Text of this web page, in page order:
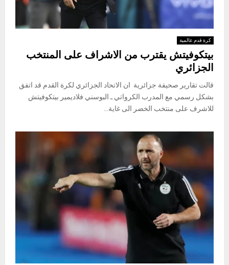
كرة قدم عالمية
بيتكوفيتش يقترب من الاشراف على المنتخب
الجزائري
قالت تقارير صحيفة جزائرية ان الاتحاد الجزائري لكرة القدم قد اتفق
بشكل رسمي مع المدرب الكرواتي ـ البوسني فلاديمير بيتكوفيتش
للاشرف على منتخب الخضر الى غاية...